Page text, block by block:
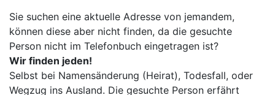
Sie suchen eine aktuelle Adresse von jemandem,
können diese aber nicht finden, da die gesuchte
Person nicht im Telefonbuch eingetragen ist?
Wir finden jeden!
Selbst bei Namensänderung (Heirat), Todesfall, oder
Wegzug ins Ausland. Die gesuchte Person erfährt